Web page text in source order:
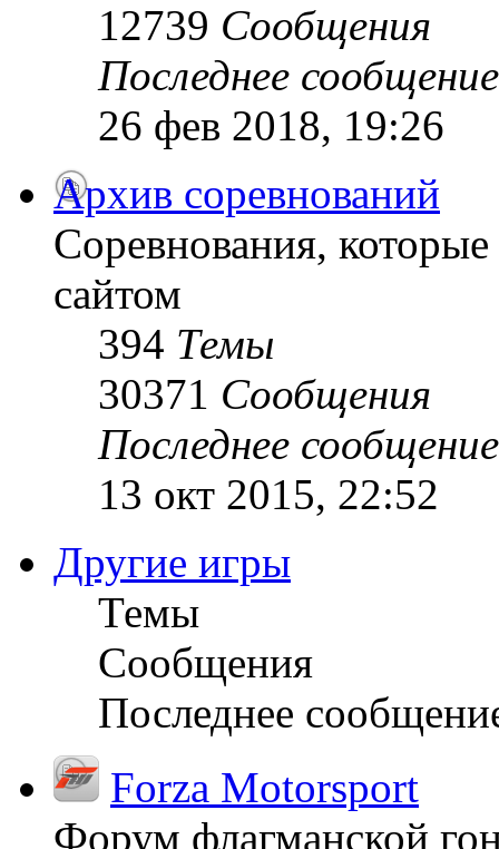
12739 Сообщения
Последнее сообщение
26 фев 2018, 19:26
Архив соревнований
Соревнования,
сайтом
394 Темы
30371 Сообщения
Последнее сообщение
13 окт 2015, 22:52
Другие игры
Темы
Сообщения
Последнее
Forza Motorsport
Форум флагманской